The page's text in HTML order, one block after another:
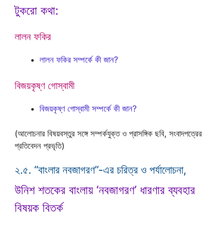
টুকরো কথা:
লালন ফকির
লালন ফকির সম্পর্কে কী জান?
বিজয়কৃষ্ণ গোস্বামী
বিজয়কৃষ্ণ গোস্বামী সম্পর্কে কী জান?
(আলোচনার বিষয়বস্তুর সঙ্গে সম্পর্কযুক্ত ও প্রাসঙ্গিক ছবি, সংবাদপত্রের
প্রতিবেদন প্রভৃতি)
২.৫. “বাংলার নবজাগরণ”-এর চরিত্র ও পর্যালোচনা,
উনিশ শতকের বাংলায় ‘নবজাগরণ’ ধারণার ব্যবহার
বিষয়ক বিতর্ক